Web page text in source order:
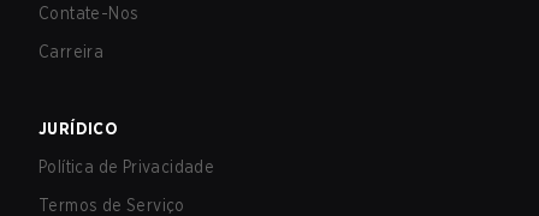
Contate-Nos
Carreira
JURÍDICO
Política de Privacidade
Termos de Serviço